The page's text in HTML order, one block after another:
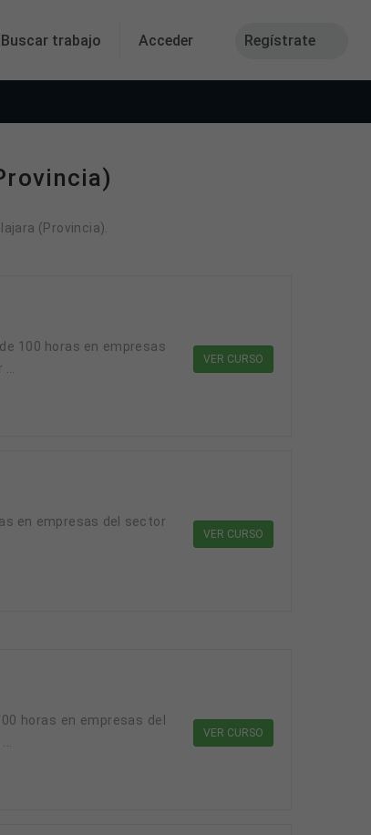
Buscar trabajo Acceder Regístrate
(Provincia).
100 horas en empresas
VER CURSO
en empresas del sector
VER CURSO
horas en empresas del
VER CURSO